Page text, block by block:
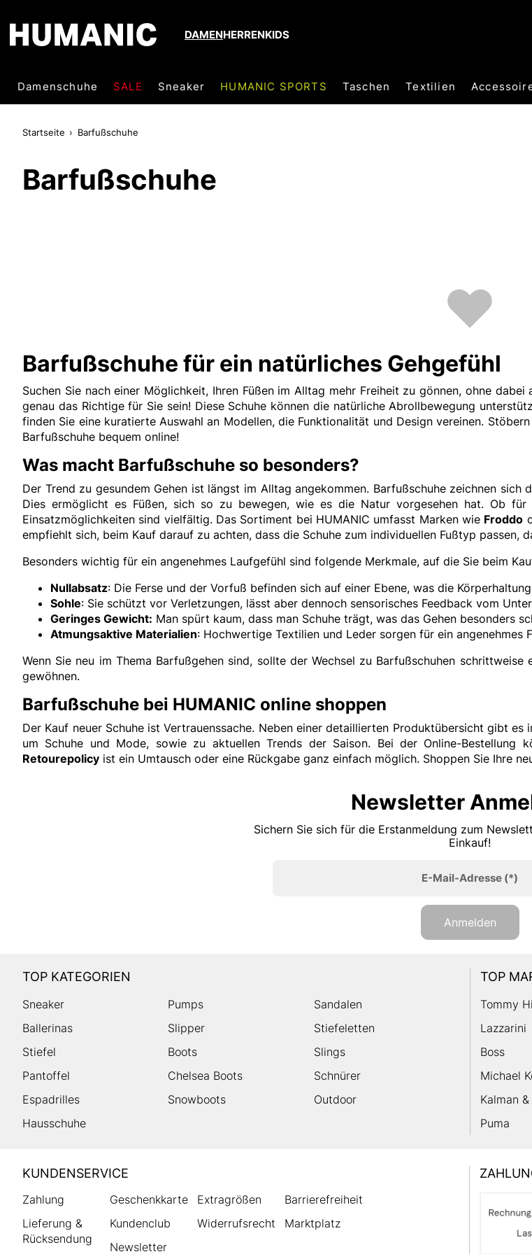
DAMENHERRENKIDS
Damenschuhe SALE Sneaker HUMANIC SPORTS Taschen Textilien
Startseite Barfußschuhe
Barfußschuhe
Barfußschuhe für ein natürliches Gehgefühl
Suchen Sie nach einer Möglichkeit, Ihren Füßen im Alltag mehr Freiheit zu gönnen, ohne
genau das Richtige für Sie sein! Diese Schuhe können die natürliche Abrollbewegung
finden Sie eine kuratierte Auswahl an Modellen, die Funktionalität und Design vereinen.
Barfußschuhe bequem online!
Was macht Barfußschuhe so besonders?
Der Trend zu gesundem Gehen ist längst im Alltag angekommen. Barfußschuhe zeichnen
Dies ermöglicht es Füßen, sich so zu bewegen, wie es die Natur vorgesehen hat. Ob
Einsatzmöglichkeiten sind vielfältig. Das Sortiment bei HUMANIC umfasst Marken wie Froddo
empfiehlt sich, beim Kauf darauf zu achten, dass die Schuhe zum individuellen Fußtyp passen,
Besonders wichtig für ein angenehmes Laufgefühl sind folgende Merkmale, auf die Sie beim
Nullabsatz: Die Ferse und der Vorfuß befinden sich auf einer Ebene, was die
Sohle: Sie schützt vor Verletzungen, lässt aber dennoch sensorisches Feedback vom
Geringes Gewicht: Man spürt kaum, dass man Schuhe trägt, was das Gehen besonders
Atmungsaktive Materialien: Hochwertige Textilien und Leder sorgen für ein angenehmes
Wenn Sie neu im Thema Barfußgehen sind, sollte der Wechsel zu Barfußschuhen
gewöhnen.
Barfußschuhe bei HUMANIC online shoppen
Der Kauf neuer Schuhe ist Vertrauenssache. Neben einer detaillierten Produktübersicht gibt es
um Schuhe und Mode, sowie zu aktuellen Trends der Saison. Bei der Online-Bestellung
Retourepolicy ist ein Umtausch oder eine Rückgabe ganz einfach möglich. Shoppen Sie Ihre
Newsletter
Sichern Sie sich für die Erstanmeldung zum
Einkauf!
E-Mail-Adresse(*)
Anmelden
TOP KATEGORIEN
Sneaker Pumps
Sandalen
Ballerinas
Slipper
Stiefeletten
Stiefel
Boots
Slings
Pantoffel
Chelsea Boots
Schnürer
Espadrilles
Snowboots
Outdoor
Hausschuhe
TOP
Tommy
Lazzarini
Boss
Michael
Kalman
Puma
HUMANIC
Footer
KUNDENSERVICE
Zahlung
Lieferung &
Rücksendung
Geschenkkarte
Kundenclub
Newsletter
Extragrößen
Widerrufsrecht
Barrierefreiheit
Marktplatz